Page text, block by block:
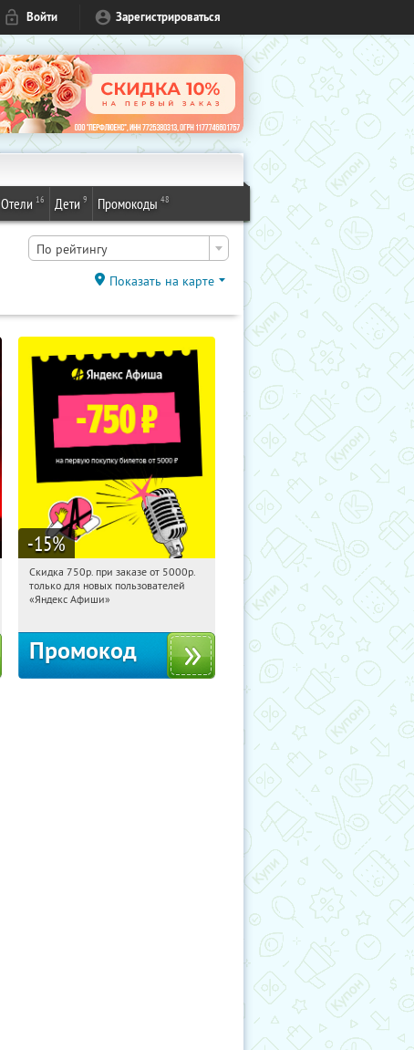
Войти Зарегистрироваться
Отели 16 Дети 9 Промокоды 48
По рейтингу
Показать на карте
-15%
19:07:20 Получили:114
Россия
Скидка 750р. при заказе от 5000р.
только для новых пользователей
«Яндекс Афиши»
Промокод